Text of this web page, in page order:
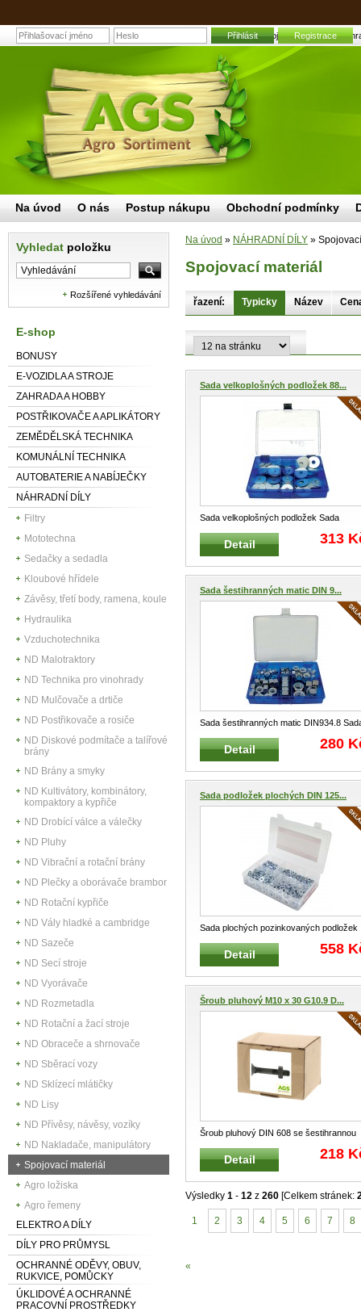
Spojovací materiál |
Přihlásit Registrace
Vyhledat položku
Rozšířené vyhledávání
E-shop
BONUSY
E-VOZIDLA A STROJE
ZAHRADA A HOBBY
POSTŘIKOVAČE A APLIKÁTORY
ZEMĚDĚLSKÁ TECHNIKA
KOMUNÁLNÍ TECHNIKA
AUTOBATERIE A NABÍJEČKY
NÁHRADNÍ DÍLY
Filtry
Mototechna
Sedačky a sedadla
Kloubové hřídele
Závěsy, třetí body, ramena, koule
Hydraulika
Vzduchotechnika
ND Malotraktory
ND Technika pro vinohrady
ND Mulčovače a drtiče
ND Postřikovače a rosiče
ND Diskové podmítače a talířové
brány
ND Brány a smyky
ND Kultivátory, kombinátory,
kompaktory a kypřiče
ND Drobící válce a válečky
ND Pluhy
ND Vibrační a rotační brány
ND Plečky a oborávače brambor
ND Rotační kypřiče
ND Vály hladké a cambridge
ND Sazeče
ND Secí stroje
ND Vyorávače
ND Rozmetadla
ND Rotační a žací stroje
ND Obraceče a shrnovače
ND Sběrací vozy
ND Sklízecí mlátičky
ND Lisy
ND Přívěsy, návěsy, vozíky
ND Nakladače, manipulátory
Spojovací materiál
Agro ložiska
Agro řemeny
ELEKTRO A DÍLY
DÍLY PRO PRŮMYSL
OCHRANNÉ ODĚVY, OBUV,
RUKVICE, POMŮCKY
ÚKLIDOVÉ A OCHRANNÉ
PRACOVNÍ PROSTŘEDKY
Na úvod » NÁHRADNÍ DÍLY »
Spojovací materiál
řazení: Typicky Název
Sada velkoplošných podložek 88...
Sada velkoplošných podložek Sada
velkoplošných pozinkovaných podložek
Detail 313
Sada šestihranných matic DIN 9...
Sada šestihranných matic DIN934.8
šestihranných matic dle DIN 93
Detail 280
Sada podložek plochých DIN 125...
Sada plochých pozinkovaných podložek
Sada pozinkovaných plochých podlož
Detail 558
Šroub pluhový M10 x 30 G10.9 D...
Šroub pluhový DIN 608 se šestihrannou
maticí DIN 934.8 Klasický pluho
Detail 218
Výsledky 1 - 12 z 260 [Celkem stránek:
1 2 3 4 5 6 7 8
«
Na úvod O nás Postup nákupu Obchodní podmínky